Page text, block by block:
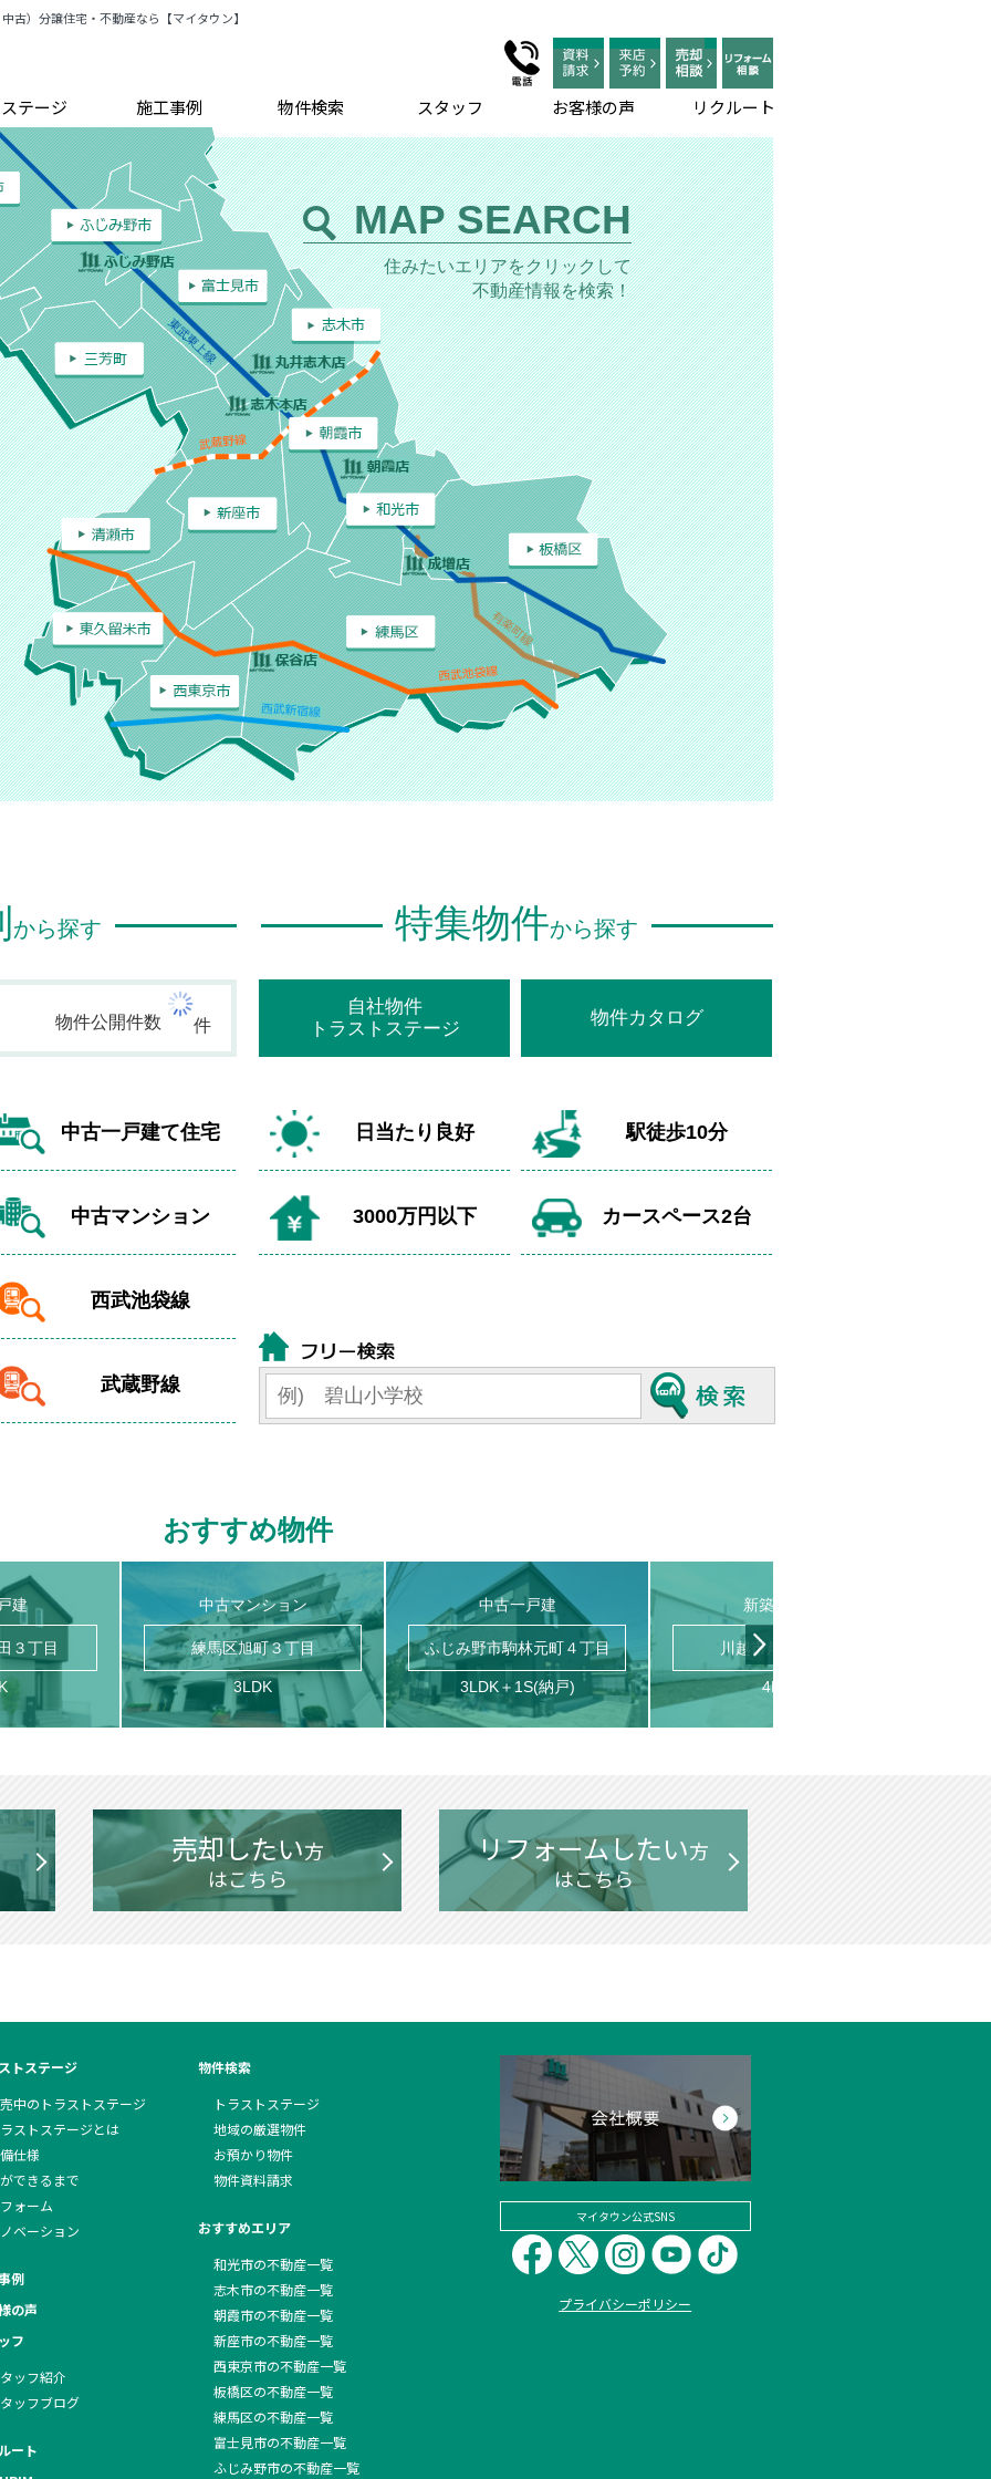
古）分譲住宅・不動産なら【マイタウン】
テージ 施工事例 物件検索 スタッフ お客様の声 リクルート
MAP SEARCH
住みたいエリアをクリックして
不動産情報を検索！
から探す 特集物件から探す
物件公開件数 件
中古一戸建て住宅
中古マンション
西武池袋線
武蔵野線
自社物件
トラストステージ
物件カタログ
日当たり良好 駅徒歩10分
3000万円以下 カースペース2台
おすすめ物件
建
３丁目
中古マンション
練馬区旭町３丁目
3LDK
中古一戸建
ふじみ野市駒林元町４丁目
3LDK＋1S(納戸)
新築一戸建
川越市岸町２丁目
4LDK
売却したい方
はこちら
リフォームしたい方
はこちら
トステージ
中のトラストステージ
ストステージとは
仕様
できるまで
ォーム
ベーション
例
の声
フ
ッフ紹介
ッフブログ
ート
物件検索
トラストステージ
地域の厳選物件
お預かり物件
物件資料請求
おすすめエリア
和光市の不動産一覧
志木市の不動産一覧
朝霞市の不動産一覧
新座市の不動産一覧
西東京市の不動産一覧
板橋区の不動産一覧
練馬区の不動産一覧
富士見市の不動産一覧
ふじみ野市の不動産一覧
マイタウン公式SNS
プライバシーポリシー